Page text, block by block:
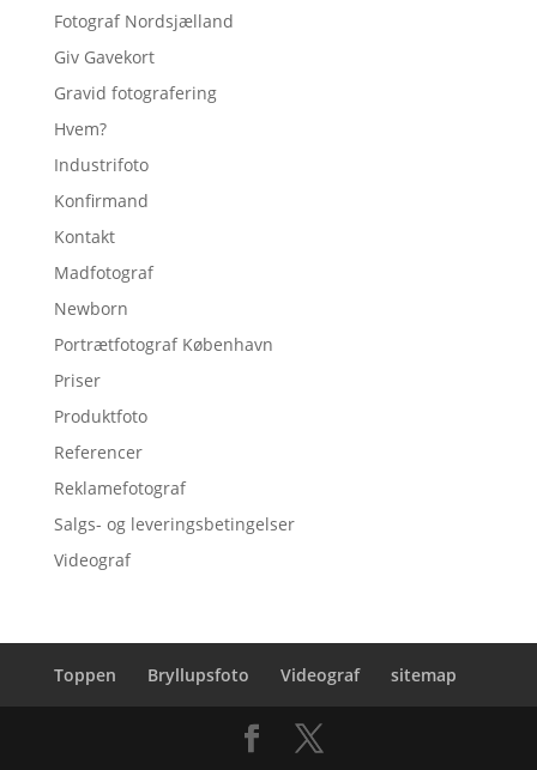
Fotograf Nordsjælland
Giv Gavekort
Gravid fotografering
Hvem?
Industrifoto
Konfirmand
Kontakt
Madfotograf
Newborn
Portrætfotograf København
Priser
Produktfoto
Referencer
Reklamefotograf
Salgs- og leveringsbetingelser
Videograf
Toppen Bryllupsfoto Videograf sitemap